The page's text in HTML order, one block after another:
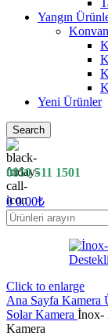
Yangın
Yeni Ürünler
Search
0850 511 1501
00.00₺
Click to enlarge
Ana Sayfa Kamera
Solar Kamera İnox-
Kamera